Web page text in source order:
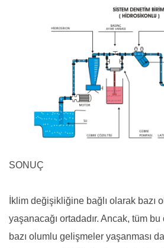
SONUÇ
İklim değişikliğine bağlı olarak bazı
yaşanacağı ortadadır. Ancak, tüm
bazı olumlu gelişmeler yaşanması